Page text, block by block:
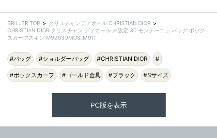
BRILLER TOP
クリスチャンディオール CHRISTIAN DIOR
CHRISTIAN DIOR クリスチャン ディオール 未設定 30 モンテーニュ バッグ ボック
スカーフスキン M9203UMOS_M911
#バッグ #ショルダーバッグ #CHRISTIAN DIOR #
#ボックスカーフ #ゴールド金具 #ブラック #Sサイズ
PC版を表示